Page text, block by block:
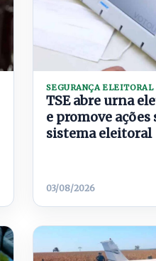
SEGURANÇA ELEITORAL
TSE abre urna
e promove
sistema eleitoral
03/08/2026